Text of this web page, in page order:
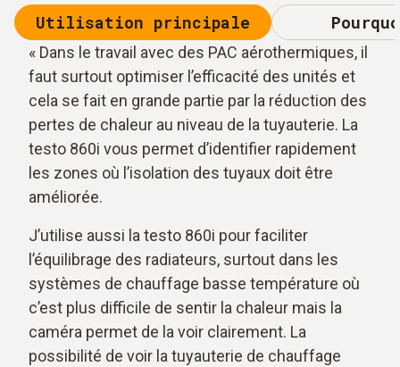
Utilisation principale
« Dans le travail avec des PAC aérothermiques, il
faut surtout optimiser l’efficacité des unités et
cela se fait en grande partie par la réduction des
pertes de chaleur au niveau de la tuyauterie. La
testo 860i vous permet d’identifier rapidement
les zones où l’isolation des tuyaux doit être
améliorée.
J’utilise aussi la testo 860i pour faciliter
l’équilibrage des radiateurs, surtout dans les
systèmes de chauffage basse température où
c’est plus difficile de sentir la chaleur mais la
caméra permet de la voir clairement. La
possibilité de voir la tuyauterie de chauffage